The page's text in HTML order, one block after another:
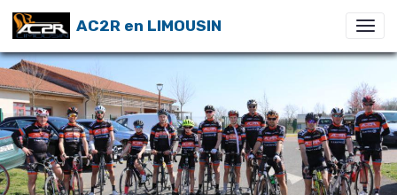
AC2R en LIMOUSIN